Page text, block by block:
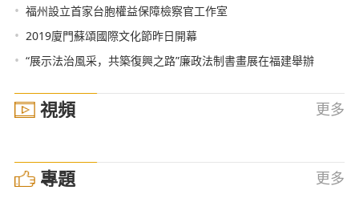
• 福州設立首家台胞權益保障檢察官工作室
• 2019廈門蘇頌國際文化節昨日開幕
• “展示法治風采，共築復興之路”廉政法制書畫展在福建舉辦
視頻 更多
專題 更多